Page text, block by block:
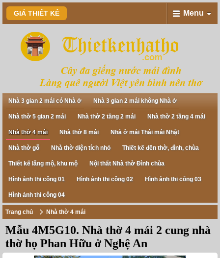
GIÁ THIẾT KÊ Menu
Nhà 3 gian 2 mái có Nhà ở Nhà 3 gian 2 mái không Nhà ở
Nhà thờ 5 gian 2 mái Nhà thờ 2 tầng 2 mái Nhà thờ 2 tầng 4 mái
Nhà thờ 4 mái Nhà thờ 8 mái Nhà ở mái Thái mái Nhật
Nhà thờ gỗ Nhà thờ diện tích nhỏ Thiết kế đền thờ, đình, chùa
Thiết kế lăng mộ, khu mộ Nội thất Nhà thờ Đình chùa
Hình ảnh thi công 01 Hình ảnh thi công 02 Hình ảnh thi công 03
Hình ảnh thi công 04
Trang chủ Nhà thờ 4 mái
Mẫu 4M5G10. Nhà thờ 4 mái 2 cung nhà
thờ họ Phan Hữu ở Nghệ An